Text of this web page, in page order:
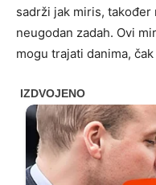
sadrži jak miris,
neugodan zadah. Ovi
mogu trajati danima,